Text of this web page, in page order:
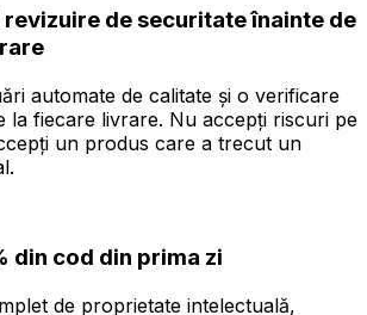
revizuire de securitate înainte de
automate de calitate și o verificare
la fiecare livrare. Nu accepți riscuri pe
un produs care a trecut un
din cod din prima zi
de proprietate intelectuală,